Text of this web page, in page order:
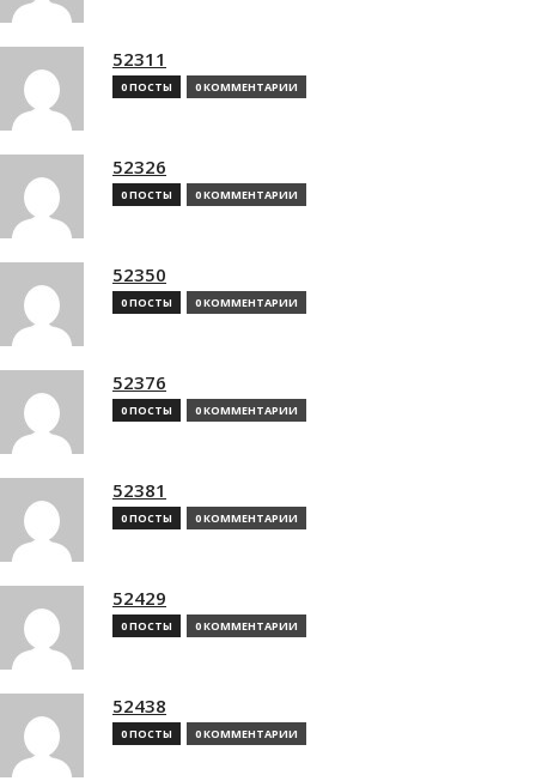
52311
0 ПОСТЫ 0 КОММЕНТАРИИ
52326
0 ПОСТЫ 0 КОММЕНТАРИИ
52350
0 ПОСТЫ 0 КОММЕНТАРИИ
52376
0 ПОСТЫ 0 КОММЕНТАРИИ
52381
0 ПОСТЫ 0 КОММЕНТАРИИ
52429
0 ПОСТЫ 0 КОММЕНТАРИИ
52438
0 ПОСТЫ 0 КОММЕНТАРИИ